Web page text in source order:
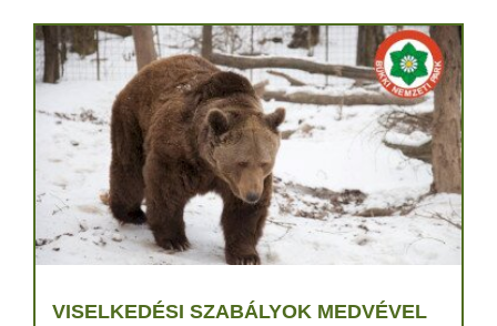
VISELKEDÉSI SZABÁLYOK MEDVÉVEL